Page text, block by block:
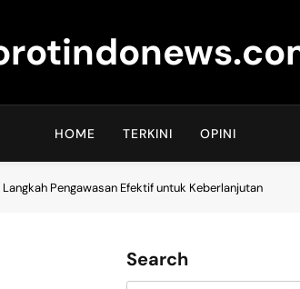
HOME TERKINI OPINI
Pengawasan Efektif untuk Keberlanjutan
Search